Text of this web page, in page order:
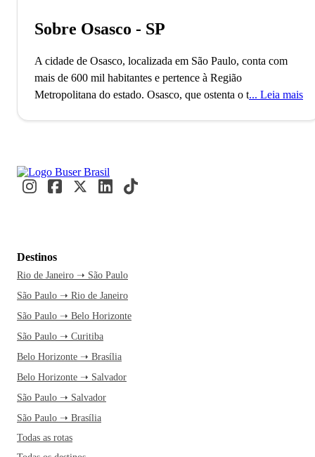
Sobre Osasco - SP
A cidade de Osasco, localizada em São Paulo, conta com
mais de 600 mil habitantes e pertence à Região
Metropolitana do estado. Osasco, que ostenta o título de 8º
Salvador. A economia da cidade paulista é influenciada
pelos setores da indústria, comercial e pelo mercado
Com boa infraestrutura e ares de cidade grande, o município
de Osasco possui inúmeras opções de lazer, cultura, boa
música e comida de primeira e é uma opção para quem
deseja fugir da Selva de Pedra, sem deixar de lado o
conforto e as comodidades de uma grande metrópole.
por lá, estão o Borboletário do Parque Ecológico, o Parque
Chico Mendes, o Super Shopping Osasco, o Estádio
Municipal José Liberatti e o Museu Histórico Bradesco.
Uma curiosidade um tanto quanto divertida sobre a cidade é
Leia mais
Destinos
Rio de Janeiro ➝ São Paulo
São Paulo ➝ Rio de Janeiro
São Paulo ➝ Belo Horizonte
São Paulo ➝ Curitiba
Belo Horizonte ➝ Brasília
Belo Horizonte ➝ Salvador
São Paulo ➝ Salvador
São Paulo ➝ Brasília
Todas as rotas